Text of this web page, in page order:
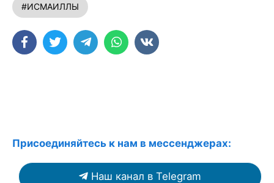
#ИСМАИЛЛЫ
Присоединяйтесь к нам в мессенджерах:
Наш канал в Telegram